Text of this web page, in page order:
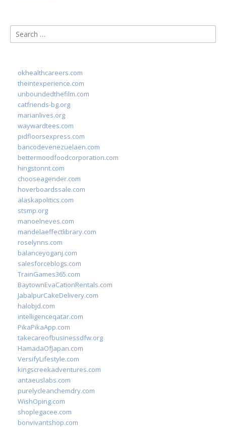
Search
for:
okhealthcareers.com
theintexperience.com
unboundedthefilm.com
catfriends-bg.org
marianlives.org
waywardtees.com
pidfloorsexpress.com
bancodevenezuelaen.com
bettermoodfoodcorporation.com
hingstonnt.com
chooseagender.com
hoverboardssale.com
alaskapolitics.com
stsmp.org
manoelneves.com
mandelaeffectlibrary.com
roselynns.com
balanceyoganj.com
salesforceblogs.com
TrainGames365.com
BaytownEvaCationRentals.com
JabalpurCakeDelivery.com
halobjd.com
intelligenceqatar.com
PikaPikaApp.com
takecareofbusinessdfw.org
HamadaOfJapan.com
VersifyLifestyle.com
kingscreekadventures.com
antaeuslabs.com
purelycleanchemdry.com
WishOping.com
shoplegacee.com
bonvivantshop.com